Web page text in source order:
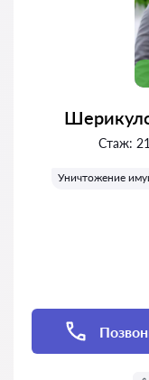
Стаж:
Уничтожение